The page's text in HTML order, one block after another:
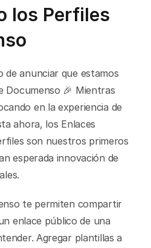
los Perfiles
de anunciar que estamos
Documenso 🎉 Mientras
en la experiencia de
ahora, los Enlaces
son nuestros primeros
esperada innovación de
te permiten compartir
enlace público de una
Agregar plantillas a